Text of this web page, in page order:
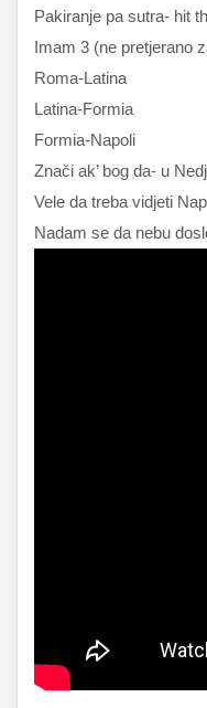
Pakiranje pa sutra- hit
Imam 3 (ne pretjerano
Roma-Latina
Latina-Formia
Formia-Napoli
Znači ak’ bog da- u
Vele da treba vidjeti
Nadam se da nebu